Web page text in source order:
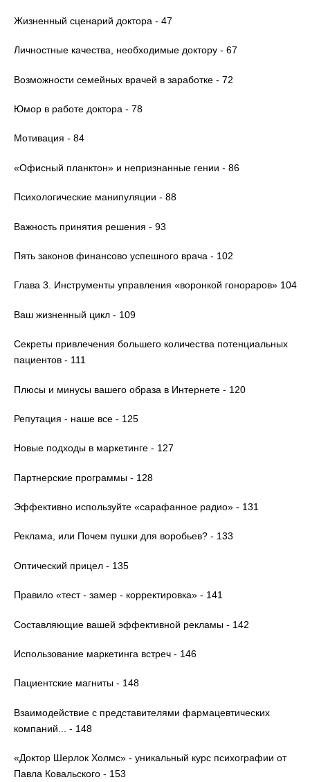
Жизненный сценарий доктора - 47
Личностные качества, необходимые доктору - 67
Возможности семейных врачей в заработке - 72
Юмор в работе доктора - 78
Мотивация - 84
«Офисный планктон» и непризнанные гении - 86
Психологические манипуляции - 88
Важность принятия решения - 93
Пять законов финансово успешного врача - 102
Глава 3. Инструменты управления «воронкой гонораров» 104
Ваш жизненный цикл - 109
Секреты привлечения большего количества потенциальных
пациентов - 111
Плюсы и минусы вашего образа в Интернете - 120
Репутация - наше все - 125
Новые подходы в маркетинге - 127
Партнерские программы - 128
Эффективно используйте «сарафанное радио» - 131
Реклама, или Почем пушки для воробьев? - 133
Оптический прицел - 135
Правило «тест - замер - корректировка» - 141
Составляющие вашей эффективной рекламы - 142
Использование маркетинга встреч - 146
Пациентские магниты - 148
Взаимодействие с представителями фармацевтических
компаний... - 148
«Доктор Шерлок Холмс» - уникальный курс психографии от
Павла Ковальского - 153